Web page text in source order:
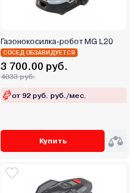
Газонокосилка-робот MG L20
СОСЕД ОБЗАВИДУЕТСЯ
3 700.00 руб.
4033 руб.
от 92 руб. руб./мес.
Купить